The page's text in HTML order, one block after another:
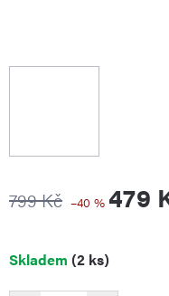
799 Kč –40 % 479
Měrná
Skladem (2 ks)